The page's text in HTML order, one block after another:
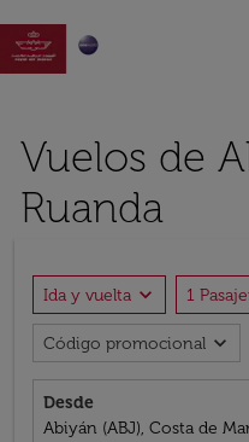

Vuelos de
Ruanda
Ida y vuelta expand_more 1
Código promocional expand_more
Desde
Abiyán (ABJ), Costa de